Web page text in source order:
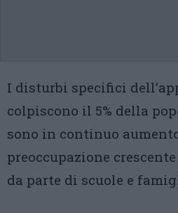
I disturbi specifici
colpiscono il 5% della
sono in continuo
preoccupazione
da parte di scuole e